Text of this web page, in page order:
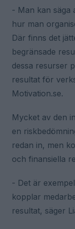
- Man kan säga
hur man
Där finns det
begränsade
dessa resurser
resultat för
Motivation.se.
Mycket av den
en
redan in, men
och finansiella
- Det är
kopplar
resultat, säger